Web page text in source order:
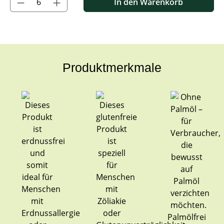
Produktmerkmale
Palmölfrei